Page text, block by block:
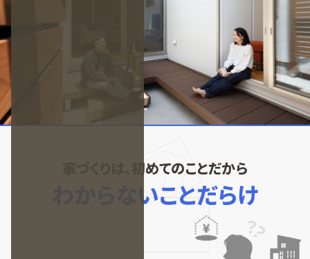
家づくりは、初めてのことだから
わからないことだらけ